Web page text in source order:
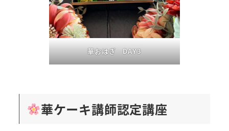
華おはぎ DAY3
華ケーキ講師認定講座